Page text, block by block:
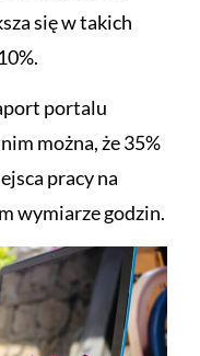
się w takich
portalu
można, że 35%
pracy na
wymiarze godzin.